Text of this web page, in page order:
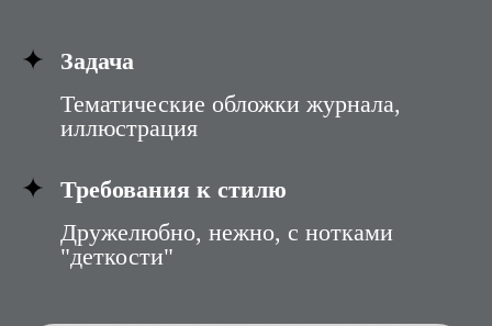
Задача
Тематические обложки журнала,
иллюстрация
Требования к стилю
Дружелюбно, нежно, с нотками
"деткости"